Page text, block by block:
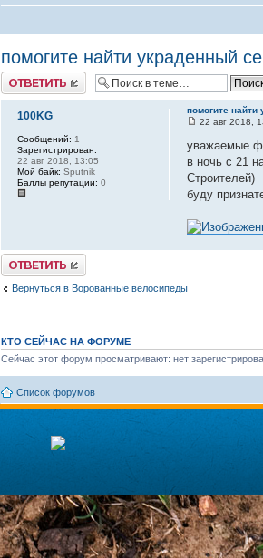
помогите найти украденный
Ответить
помогите
22 авг 2018,
уважаемые
в ночь с 21
Строителей)
буду
100KG
Сообщений: 1
Зарегистрирован:
22 авг 2018, 13:05
Мой байк: Sputnik
Баллы репутации: 0
Ответить
Вернуться в Ворованные велосипеды
КТО СЕЙЧАС НА ФОРУМЕ
Сейчас этот форум просматривают: нет
Список форумов